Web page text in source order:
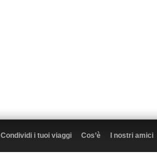
Condividi i tuoi viaggi Cos’è I nostri amici